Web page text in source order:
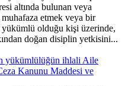
altında bulunan veya
etmek veya bir
yükümlü olduğu kişi üzerinde,
doğan disiplin yetkisini...
yükümlülüğün ihlali Aile
Kanunu Maddesi ve